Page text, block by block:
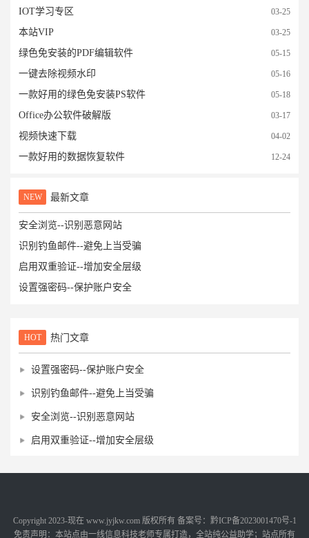
IOT学习专区 03-25
本站VIP 03-25
绿色免安装的PDF编辑软件 05-15
一键去除视频水印 05-16
一款好用的绿色免安装PS软件 05-18
Office办公软件破解版 03-17
视频快速下载 04-02
一款好用的数据恢复软件 12-24
NEW 最新文章
安全浏览--识别恶意网站
识别钓鱼邮件--避免上当受骗
启用双重验证--增加安全层级
设置强密码--保护账户安全
HOT 热门文章
设置强密码--保护账户安全
识别钓鱼邮件--避免上当受骗
安全浏览--识别恶意网站
启用双重验证--增加安全层级
Copyright 2023-现在 www.jyjkw.com 版权所有 备案号：黔ICP备2023001470号-1
免责声明：本站点由一线信息科技老师专属打造，全站纯公益助学；站点所有